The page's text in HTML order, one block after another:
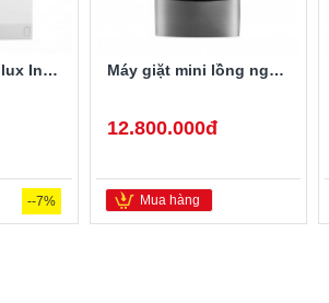
Máy Giặt Electrolux Inverter 10 Kg EWF1024D3WB
--7%
Máy giặt mini lồng ngang Twinwash LG T2735NWLV 3.5Kg
12.800.000đ
Mua hàng